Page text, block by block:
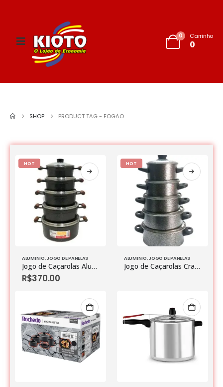
0 Carrinho
0
SHOP PRODUCT TAG - FOGÃO
HOT
ALUMINIO,JOGO DE PANELAS
Jogo de Caçarolas Aluminio Grosso com 5 peças
R$370.00
HOT
ALUMINIO,JOGO DE PANELAS
Jogo de Caçarolas Craqueladas Preta – 5 Peças